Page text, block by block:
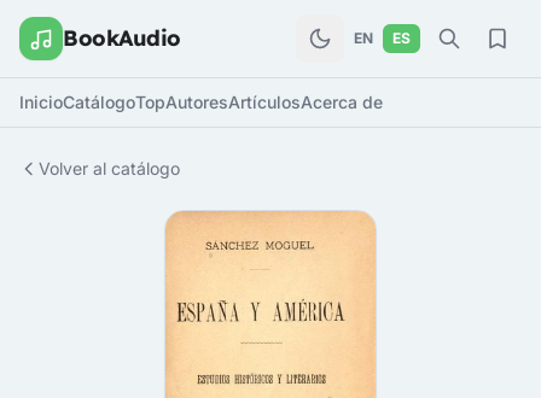
BookAudio EN ES
InicioCatálogoTopAutoresArtículosAcerca de
Volver al catálogo